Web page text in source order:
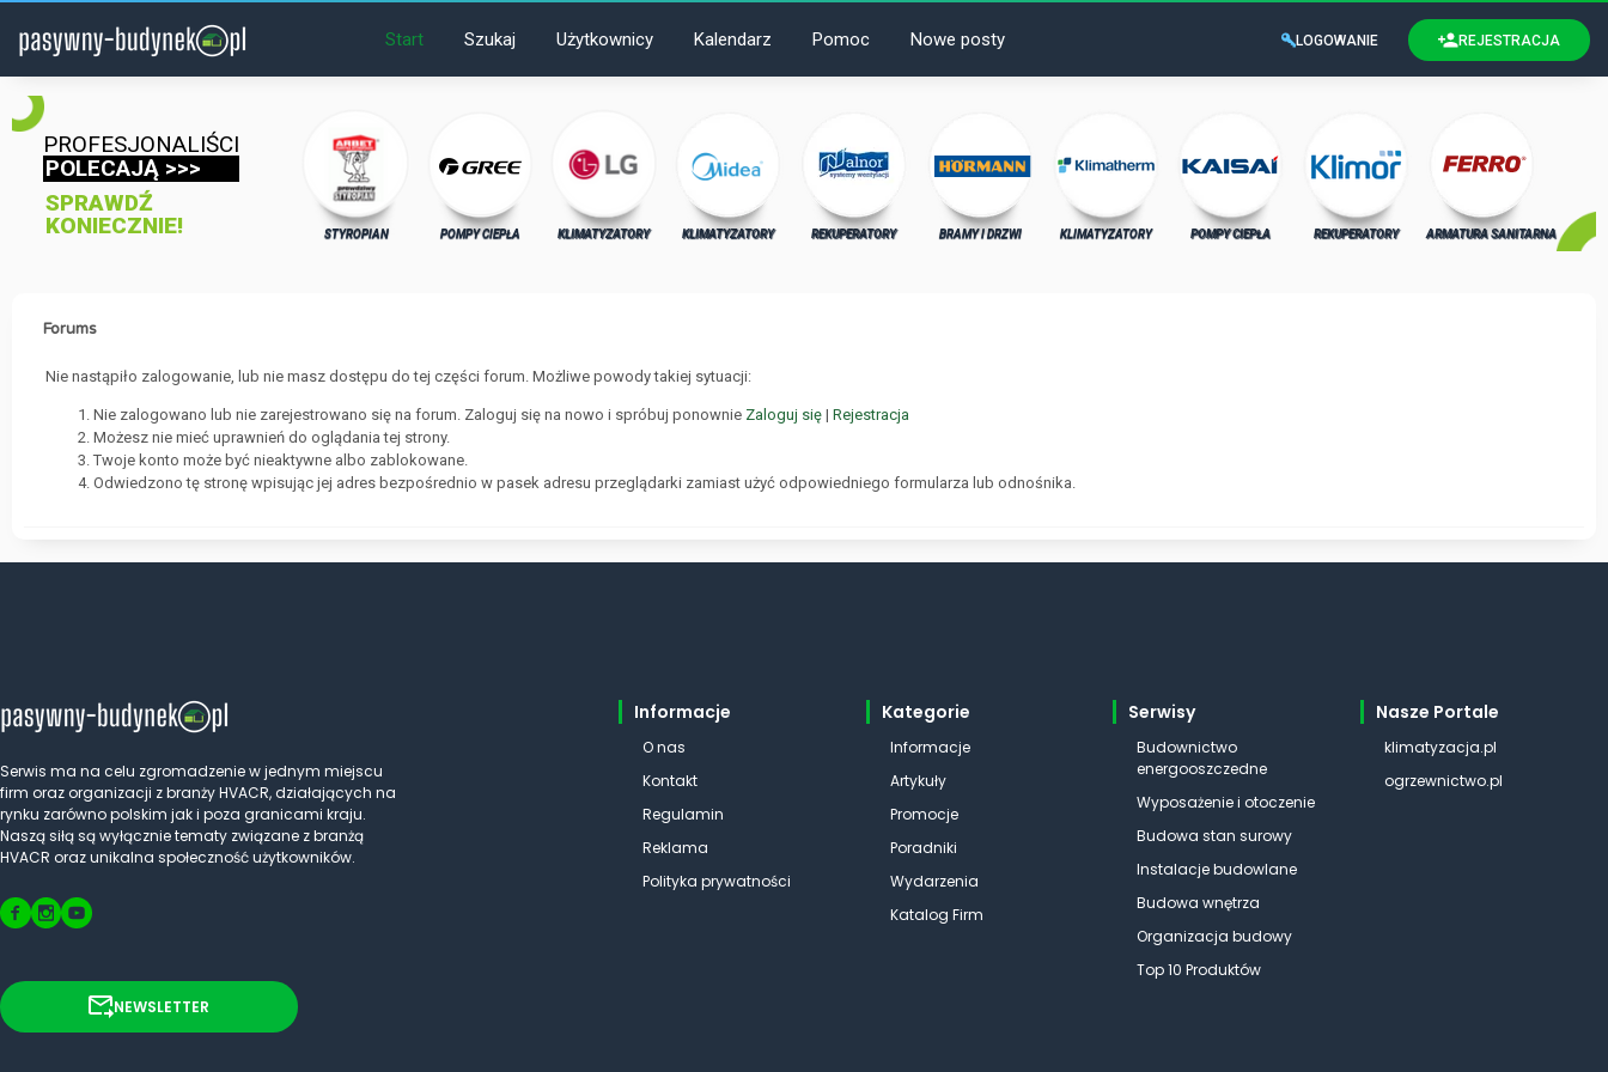
LOGOWANIE REJESTRACJA
Start Szukaj Użytkownicy Kalendarz Pomoc Nowe posty
PROFESJONALIŚCI
POLECAJĄ >>>
SPRAWDŹ
KONIECZNIE!
STYROPIAN POMPY CIEPŁA KLIMATYZATORY KLIMATYZATORY REKUPERATORY BRAMY I DRZWI KLIMATYZATORY POMPY CIEPŁA REKUPERATORY ARMATURA SANITARNA
Forums
Nie nastąpiło zalogowanie, lub nie masz dostępu do tej części forum. Możliwe powody takiej sytuacji:
Nie zalogowano lub nie zarejestrowano się na forum. Zaloguj się na nowo i spróbuj ponownie Zaloguj się| Rejestracja
Możesz nie mieć uprawnień do oglądania tej strony.
Twoje konto może być nieaktywne albo zablokowane.
Odwiedzono tę stronę wpisując jej adres bezpośrednio w pasek adresu przeglądarki zamiast użyć odpowiedniego formularza lub odnośnika.
Serwis ma na celu zgromadzenie w jednym miejscu
firm oraz organizacji z branży HVACR, działających na
rynku zarówno polskim jak i poza granicami kraju.
Naszą siłą są wyłącznie tematy związane z branżą
HVACR oraz unikalna społeczność użytkowników.
NEWSLETTER
Informacje
O nas
Kontakt
Regulamin
Reklama
Polityka prywatności
Kategorie
Informacje
Artykuły
Promocje
Poradniki
Wydarzenia
Katalog Firm
Serwisy
Budownictwo
energooszczedne
Wyposażenie i otoczenie
Budowa stan surowy
Instalacje budowlane
Budowa wnętrza
Organizacja budowy
Top 10 Produktów
Nasze Portale
klimatyzacja.pl
ogrzewnictwo.pl